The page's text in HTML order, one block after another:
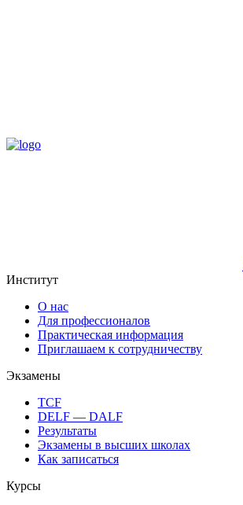
Институт
О нас
Для профессионалов
Практическая информация
Приглашаем к сотрудничеству
Экзамены
TCF
DELF — DALF
Результаты
Экзамены в высших школах
Как записаться
Курсы